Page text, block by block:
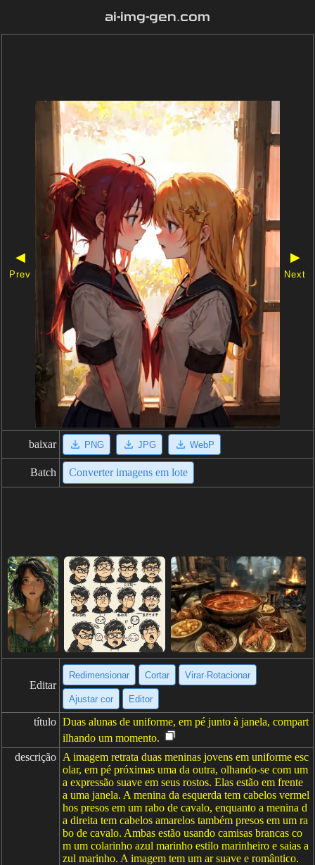
ai-img-gen.com
◀
Prev
▶
Next
baixar PNG JPG WebP
Batch Converter imagens em lote
Editar
Redimensionar Cortar Virar·Rotacionar
Ajustar cor Editor
título Duas alunas de uniforme, em pé junto à janela, compart
ilhando um momento.
descrição A imagem retrata duas meninas jovens em uniforme esc
olar, em pé próximas uma da outra, olhando-se com um
a expressão suave em seus rostos. Elas estão em frente
a uma janela. A menina da esquerda tem cabelos vermel
hos presos em um rabo de cavalo, enquanto a menina d
a direita tem cabelos amarelos também presos em um ra
bo de cavalo. Ambas estão usando camisas brancas co
m um colarinho azul marinho estilo marinheiro e saias a
zul marinho. A imagem tem um ar suave e romântico.